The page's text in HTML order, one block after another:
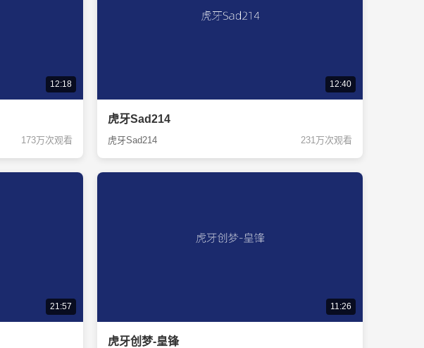
12:18
173万次观看
12:40
虎牙Sad214
虎牙Sad214 231万次观看
21:57 11:26
虎牙创梦-皇锋